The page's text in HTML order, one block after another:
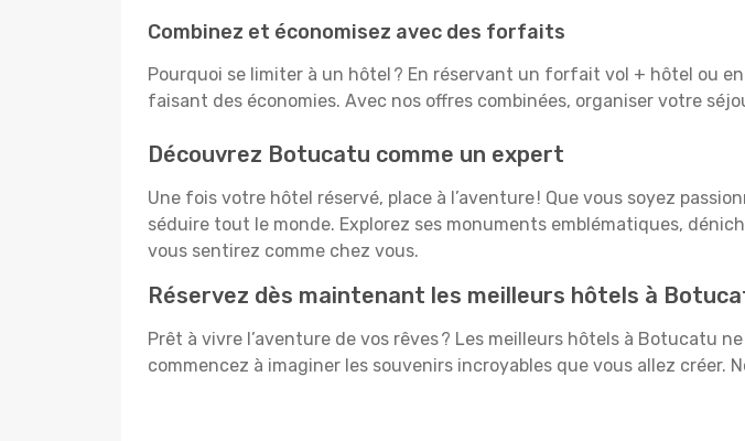
Combinez et économisez avec des forfaits
Pourquoi se limiter à un hôtel ? En réservant un forfait vol + hôtel ou
faisant des économies. Avec nos offres combinées, organiser votre
Découvrez Botucatu comme un expert
Une fois votre hôtel réservé, place à l’aventure ! Que vous soyez
séduire tout le monde. Explorez ses monuments emblématiques,
vous sentirez comme chez vous.
Réservez dès maintenant les meilleurs hôtels à
Prêt à vivre l’aventure de vos rêves ? Les meilleurs hôtels à Botucatu
commencez à imaginer les souvenirs incroyables que vous allez créer.